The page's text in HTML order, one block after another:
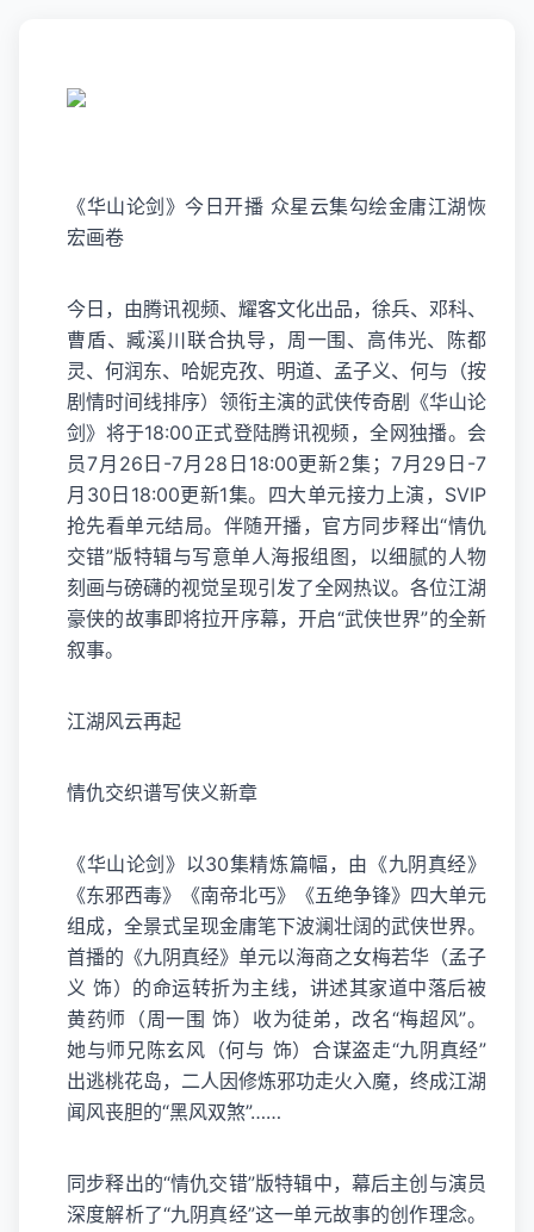
《华山论剑》今日开播 众星云集勾绘金庸江湖恢
宏画卷
今日，由腾讯视频、耀客文化出品，徐兵、邓科、
曹盾、臧溪川联合执导，周一围、高伟光、陈都
灵、何润东、哈妮克孜、明道、孟子义、何与（按
剧情时间线排序）领衔主演的武侠传奇剧《华山论
剑》将于18:00正式登陆腾讯视频，全网独播。会
员7月26日-7月28日18:00更新2集；7月29日-7
月30日18:00更新1集。四大单元接力上演，SVIP
抢先看单元结局。伴随开播，官方同步释出“情仇
交错”版特辑与写意单人海报组图，以细腻的人物
刻画与磅礴的视觉呈现引发了全网热议。各位江湖
豪侠的故事即将拉开序幕，开启“武侠世界”的全新
叙事。
江湖风云再起
情仇交织谱写侠义新章
《华山论剑》以30集精炼篇幅，由《九阴真经》
《东邪西毒》《南帝北丐》《五绝争锋》四大单元
组成，全景式呈现金庸笔下波澜壮阔的武侠世界。
首播的《九阴真经》单元以海商之女梅若华（孟子
义 饰）的命运转折为主线，讲述其家道中落后被
黄药师（周一围 饰）收为徒弟，改名“梅超风”。
她与师兄陈玄风（何与 饰）合谋盗走“九阴真经”
出逃桃花岛，二人因修炼邪功走火入魔，终成江湖
闻风丧胆的“黑风双煞”……
同步释出的“情仇交错”版特辑中，幕后主创与演员
深度解析了“九阴真经”这一单元故事的创作理念。